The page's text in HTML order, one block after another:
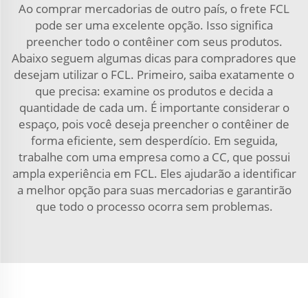
Ao comprar mercadorias de outro país, o frete FCL
pode ser uma excelente opção. Isso significa
preencher todo o contêiner com seus produtos.
Abaixo seguem algumas dicas para compradores que
desejam utilizar o FCL. Primeiro, saiba exatamente o
que precisa: examine os produtos e decida a
quantidade de cada um. É importante considerar o
espaço, pois você deseja preencher o contêiner de
forma eficiente, sem desperdício. Em seguida,
trabalhe com uma empresa como a CC, que possui
ampla experiência em FCL. Eles ajudarão a identificar
a melhor opção para suas mercadorias e garantirão
que todo o processo ocorra sem problemas.